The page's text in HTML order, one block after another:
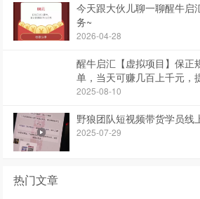
今天跟大伙儿聊一聊醒牛启
务~
2026-04-28
醒牛启汇【虚拟项目】保正
单，当天可赚几百上千元，
2025-08-10
野狼团队短视频带货学员线
2025-07-29
热门文章